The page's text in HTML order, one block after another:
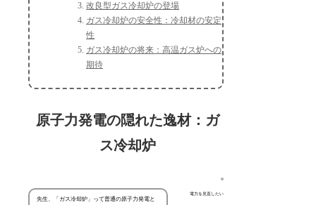
改良型ガス冷却炉の登場
ガス冷却炉の安全性：冷却材の安定
性
ガス冷却炉の将来：高温ガス炉への
期待
原子力発電の隠れた逸材：ガ
ス冷却炉
電力を見直したい
先生、「ガス冷却炉」って普通の原子力発電と